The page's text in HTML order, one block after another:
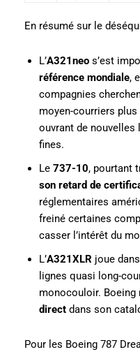
En résumé sur le
L’A321neo s’est
référence mondiale,
compagnies
moyen-courriers
ouvrant de nouvelles
fines.
Le 737-10, pourtant
son retard de
réglementaires
freiné certaines
casser l’intérêt du
L’A321XLR joue
lignes quasi long-
monocouloir. Boeing
direct dans son
Pour les Boeing 787